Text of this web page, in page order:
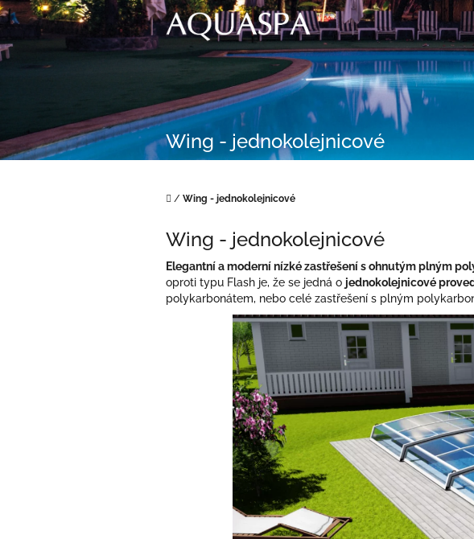
Přejít
na
Wing - jednokolejnicové
Domů
/ Wing - jednokolejnicové
Wing - jednokolejnicové
Elegantní a moderní nízké zastřešení s ohnutým plným
oproti typu Flash je, že se jedná o jednokolejnicové
polykarbonátem, nebo celé zastřešení s plným